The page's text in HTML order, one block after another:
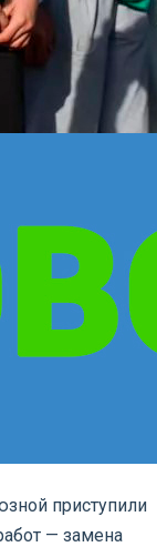
приступили
— замена